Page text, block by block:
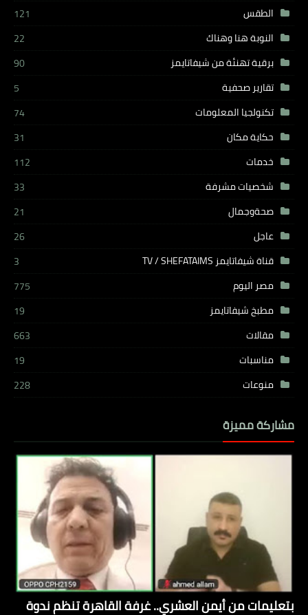
الطقس
121
النوبة هنا وهناك
22
برقية تهنئة من شيفاتايمز
90
تقارير صحفية
5
تكنولجيا المعلومات
74
حكاية مكان
31
خدمات
112
شخصيات مشرفة
33
صحةوجمال
21
عاجل
26
قناة شيفاتايمز TV / SHEFATAIMS
3
مصر اليوم
775
مطبخ شيفاتايمز
19
مقالات
663
مناسبات
19
منوعات
228
مشاركة مميزة
بتعليمات من أيمن العشري.. غرفة القاهرة تنظم ندوة